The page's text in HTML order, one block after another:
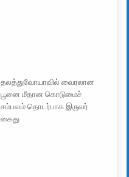
தலத்துவோயாவில் வைரலான
பூனை மீதான கொடுமைச்
சம்பவம் தொடர்பாக இருவர்
கைது